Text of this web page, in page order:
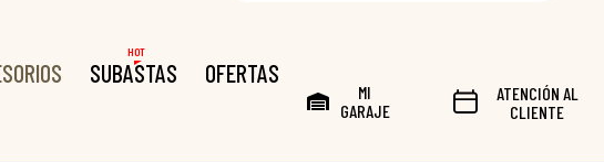
SUBASTAS
HOT
OFERTAS
MI
GARAJE
ATENCIÓN AL
CLIENTE